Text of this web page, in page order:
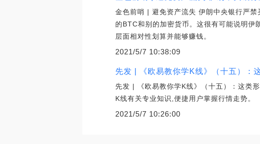
金色前哨 | 避免资产流失 伊朗中央银行严
的BTC和别的加密货币。这很有可能说明
层面相对性划算并能够赚钱。
2021/5/7 10:38:09
先发 | 《欧易教你学K线》（十五）：
先发 | 《欧易教你学K线》（十五）：这类
K线有关专业知识,便捷用户掌握行情走势。
2021/5/7 10:26:00